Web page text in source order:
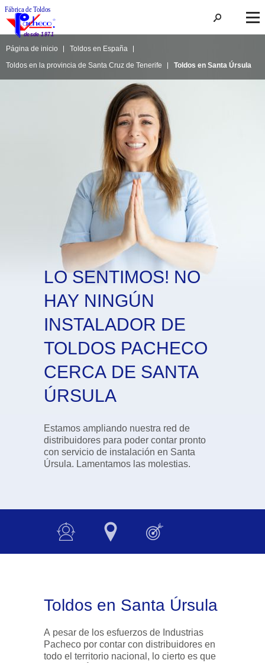
Página de inicio
Toldos en España
Toldos en la provincia de Santa Cruz de Tenerife
Toldos en Santa Úrsula
LO SENTIMOS! NO
HAY NINGÚN
INSTALADOR DE
TOLDOS PACHECO
CERCA DE SANTA
ÚRSULA
Estamos ampliando nuestra red de
distribuidores para poder contar pronto
con servicio de instalación en Santa
Úrsula. Lamentamos las molestias.
Toldos en Santa Úrsula
A pesar de los esfuerzos de Industrias
Pacheco por contar con distribuidores en
todo el territorio nacional, lo cierto es que